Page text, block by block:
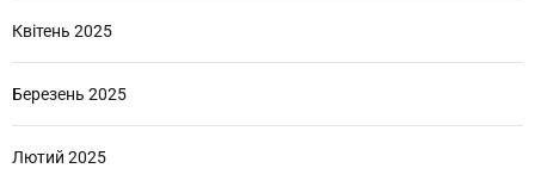
Квітень 2025
Березень 2025
Лютий 2025